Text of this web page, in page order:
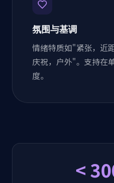
氛围与基调
情绪特质如"紧张，近
庆祝，户外"。支持在
度。
<